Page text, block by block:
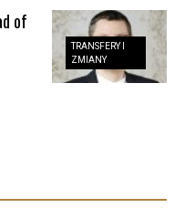
TRANSFERY I
ZMIANY
of